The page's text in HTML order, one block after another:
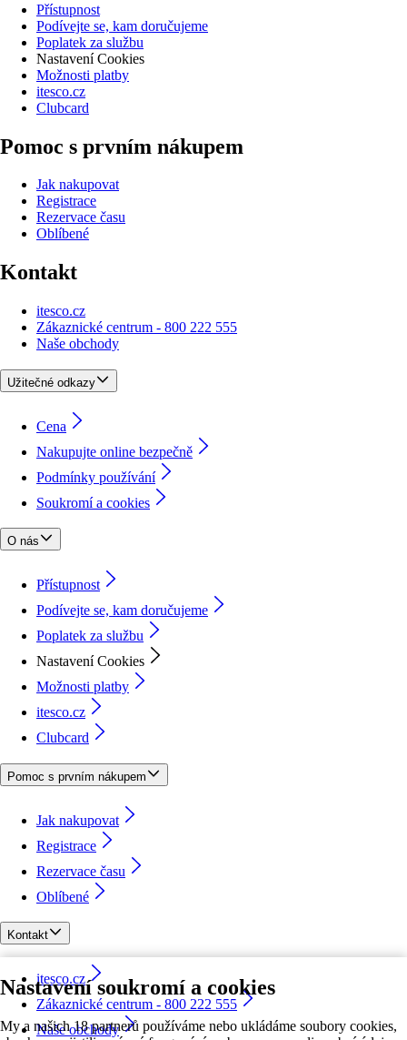
Nastavení soukromí a cookies
My a našich 18 partnerů používáme nebo ukládáme soubory cookies,
Přístupnost
Podívejte se, kam doručujeme
Poplatek za službu
Nastavení Cookies
Možnosti platby
itesco.cz
Clubcard
Pomoc s prvním nákupem
Jak nakupovat
Registrace
Rezervace času
Oblíbené
Kontakt
itesco.cz
Zákaznické centrum - 800 222 555
Naše obchody
Užitečné odkazy
Cena
Nakupujte online bezpečně
Podmínky používání
Soukromí a cookies
O nás
Přístupnost
Podívejte se, kam doručujeme
Poplatek za službu
Nastavení Cookies
Možnosti platby
itesco.cz
Clubcard
Pomoc s prvním nákupem
Jak nakupovat
Registrace
Rezervace času
Oblíbené
Kontakt
itesco.cz
Zákaznické centrum - 800 222 555
Naše obchody